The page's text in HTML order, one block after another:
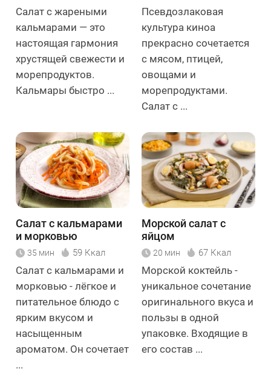
Салат с жареными
кальмарами — это
настоящая гармония
хрустящей свежести и
морепродуктов.
Кальмары быстро ...
Псевдозлаковая
культура киноа
прекрасно сочетается
с мясом, птицей,
овощами и
морепродуктами.
Салат с ...
Салат с кальмарами
и морковью
35 мин 59 Ккал
Салат с кальмарами и
морковью - лёгкое и
питательное блюдо с
ярким вкусом и
насыщенным
ароматом. Он сочетает
...
Морской салат с
яйцом
20 мин 67 Ккал
Морской коктейль -
уникальное сочетание
оригинального вкуса и
пользы в одной
упаковке. Входящие в
его состав ...